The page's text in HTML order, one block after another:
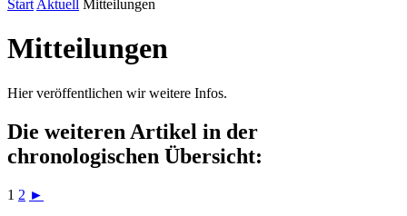
Start Aktuell Mitteilungen
Mitteilungen
Hier veröffentlichen wir weitere Infos.
Die weiteren Artikel in der
chronologischen Übersicht:
1 2 ►